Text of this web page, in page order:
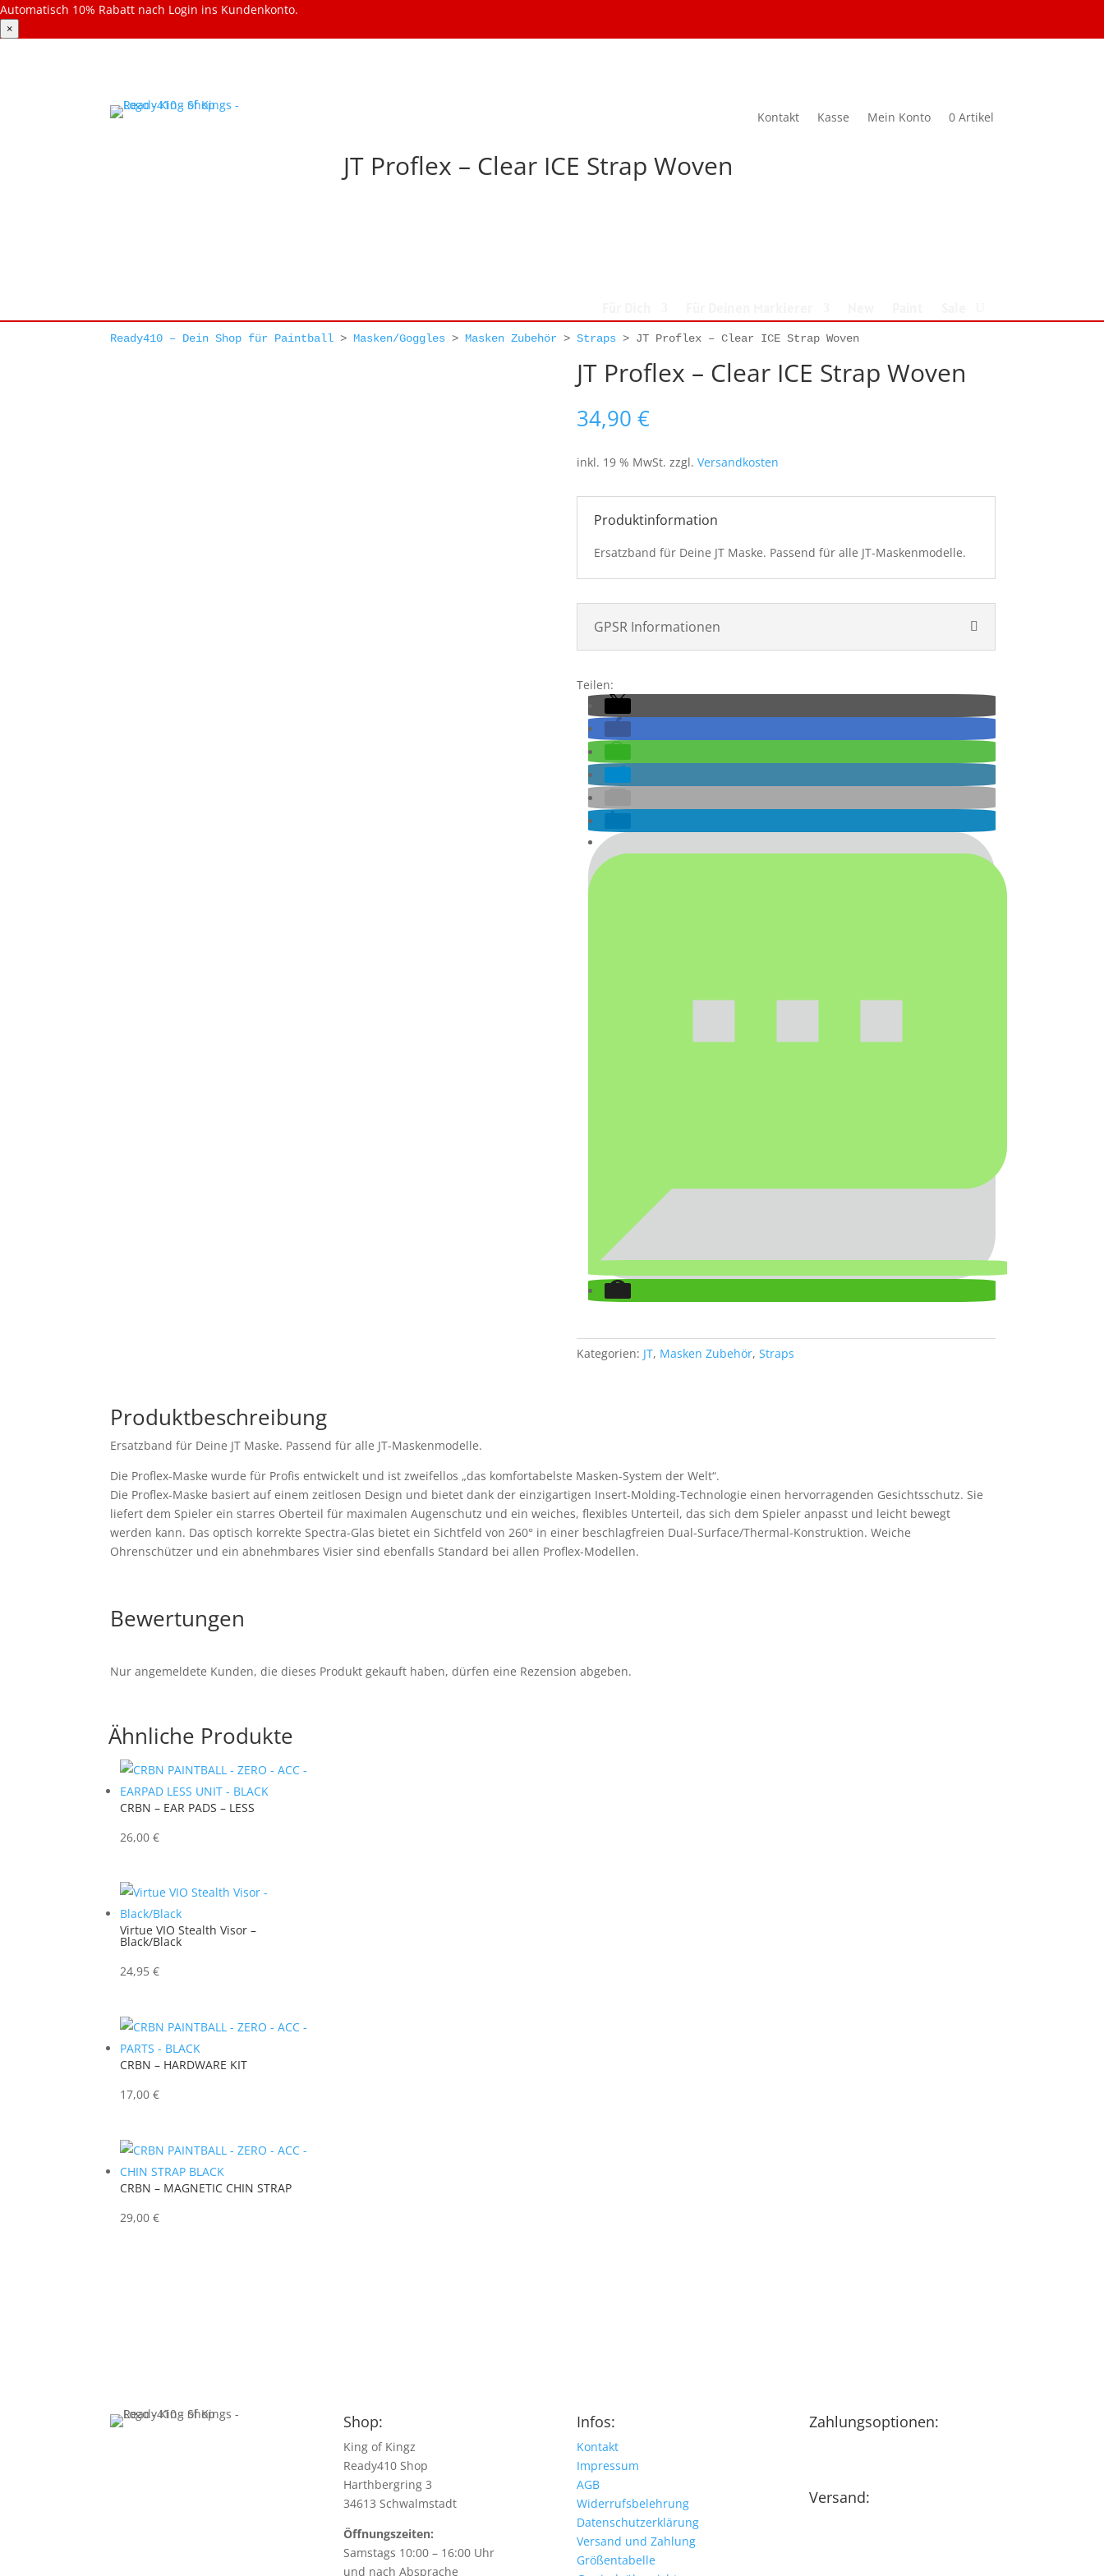
Automatisch 10% Rabatt nach Login ins Kundenkonto.
×
Kontakt Kasse Mein Konto 0 Artikel
JT Proflex – Clear ICE Strap Woven
Ready410 – Dein Shop für Paintball >Masken/Goggles >Masken Zubehör >Straps > JT Proflex – Clear ICE Strap Woven
JT Proflex – Clear ICE Strap Woven
34,90 €
inkl. 19 % MwSt. zzgl. Versandkosten
Produktinformation
Ersatzband für Deine JT Maske. Passend für alle JT-Maskenmodelle.
GPSR Informationen
Teilen:
Kategorien: JT, Masken Zubehör, Straps
Produktbeschreibung
Ersatzband für Deine JT Maske. Passend für alle JT-Maskenmodelle.
Die Proflex-Maske wurde für Profis entwickelt und ist zweifellos „das komfortabelste Masken-System der Welt“.
Die Proflex-Maske basiert auf einem zeitlosen Design und bietet dank der einzigartigen Insert-Molding-Technologie einen hervorragenden Gesichtsschutz. Sie
liefert dem Spieler ein starres Oberteil für maximalen Augenschutz und ein weiches, flexibles Unterteil, das sich dem Spieler anpasst und leicht bewegt
werden kann. Das optisch korrekte Spectra-Glas bietet ein Sichtfeld von 260° in einer beschlagfreien Dual-Surface/Thermal-Konstruktion. Weiche
Ohrenschützer und ein abnehmbares Visier sind ebenfalls Standard bei allen Proflex-Modellen.
Bewertungen
Nur angemeldete Kunden, die dieses Produkt gekauft haben, dürfen eine Rezension abgeben.
Ähnliche Produkte
CRBN – EAR PADS – LESS
26,00 €
Virtue VIO Stealth Visor –
Black/Black
24,95 €
CRBN – HARDWARE KIT
17,00 €
CRBN – MAGNETIC CHIN STRAP
29,00 €
Shop:
King of Kingz
Ready410 Shop
Harthbergring 3
34613 Schwalmstadt
Öffnungszeiten:
Samstags 10:00 – 16:00 Uhr
und nach Absprache
Infos:
Kontakt
Impressum
AGB
Widerrufsbelehrung
Datenschutzerklärung
Versand und Zahlung
Größentabelle
Zahlungsoptionen:
Versand: